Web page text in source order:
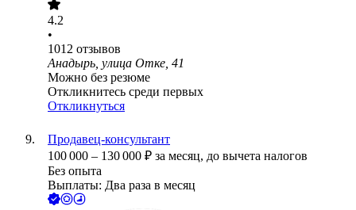
4.2
•
1012 отзывов
Анадырь, улица Отке, 41
Можно без резюме
Откликнитесь среди первых
Откликнуться
Продавец-консультант
100 000 – 130 000 ₽ за месяц, до вычета налогов
Без опыта
Выплаты: Два раза в месяц